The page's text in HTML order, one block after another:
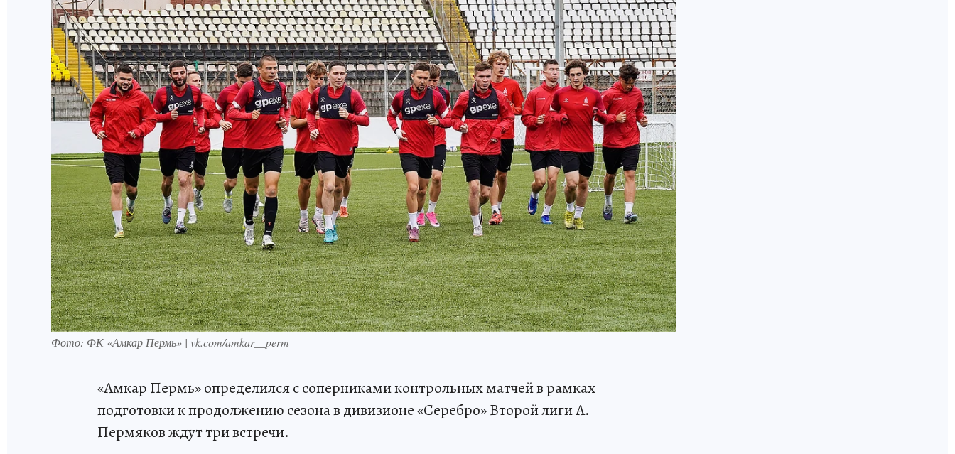
Фото: ФК «Амкар Пермь» | vk.com/amkar__perm
«Амкар Пермь» определился с соперниками контрольных матчей в рамках
подготовки к продолжению сезона в дивизионе «Серебро» Второй лиги А.
Пермяков ждут три встречи.